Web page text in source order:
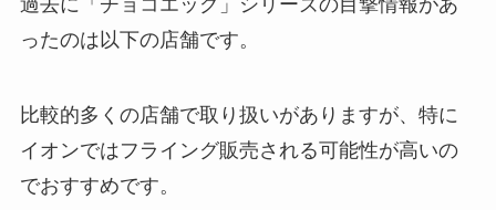
過去に「チョコエッグ」シリーズの目撃情報があ
ったのは以下の店舗です。
比較的多くの店舗で取り扱いがありますが、特に
イオンではフライング販売される可能性が高いの
でおすすめです。